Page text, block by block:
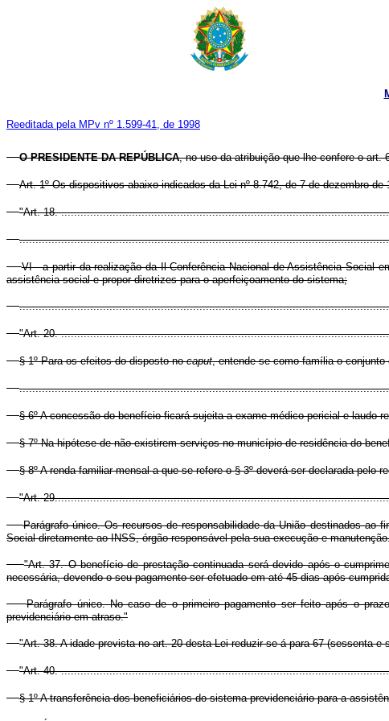
Reeditada pela MPv nº 1.599-41, de 1998
O PRESIDENTE DA REPÚBLICA, no uso da atribuição que lhe confere o
Art. 1º Os dispositivos abaixo indicados da Lei nº 8.742, de 7 de dezembro
"Art. 18.
VI - a partir da realização da Il Conferência Nacional de Assistência Social
assistência social e propor diretrizes para o aperfeiçoamento do sistema;
"Art. 20.
§ 1º Para os efeitos do disposto nocaput, entende-se como família o
§ 6º A concessão do benefício ficará sujeita a exame médico pericial e
§ 7º Na hipótese de não existirem serviços no município de residência do
§ 8º A renda familiar mensal a que se refere o § 3º deverá ser declarada
"Art.
Parágrafo único. Os recursos de responsabilidade da União destinados ao
Social diretamente ao INSS, órgão responsável pela sua execução e
"Art. 37. O benefício de prestação continuada será devido após o
necessária, devendo o seu pagamento ser efetuado em até 45 dias após
Parágrafo único. No caso de o primeiro pagamento ser feito após o
previdenciário em atraso."
"Art. 38. A idade prevista no art. 20 desta Lei reduzir-se-á para 67 (sessenta e
"Art. 40.
§ 1º A transferência dos beneficiários do sistema previdenciário para a